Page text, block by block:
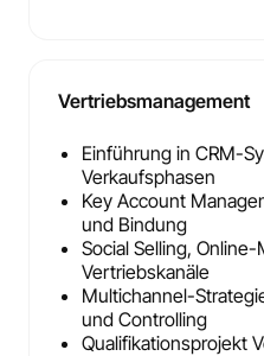
Vertriebsmanagement
Einführung in CRM-
Verkaufsphasen
Key Account
und Bindung
Social Selling,
Vertriebskanäle
Multichannel-
und Controlling
Qualifikationsprojekt